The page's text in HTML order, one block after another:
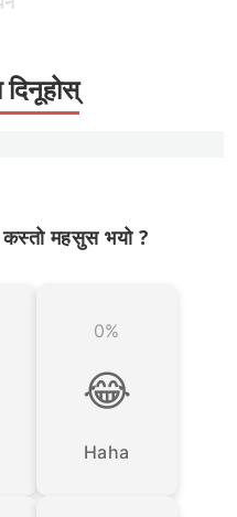
दिनूहोस्
कस्तो महसुस भयो ?
0%
😂
Haha